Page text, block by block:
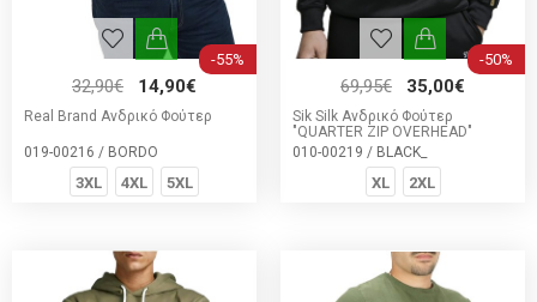
-55%
32,90€ 14,90€
Real Brand Ανδρικό Φούτερ
019-00216 / BORDO
3XL 4XL 5XL
-50%
69,95€ 35,00€
Sik Silk Ανδρικό Φούτερ
"QUARTER ZIP OVERHEAD"
010-00219 / BLACK_
XL 2XL